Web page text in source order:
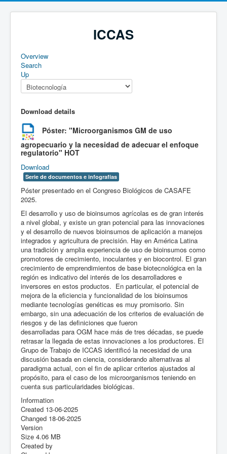
ICCAS
Overview
Search
Up
Download details
Póster: "Microorganismos GM de uso
agropecuario y la necesidad de adecuar el enfoque
regulatorio" HOT
Download
Serie de documentos e infografías
Póster presentado en el Congreso Biológicos de CASAFE
2025.
El desarrollo y uso de bioinsumos agrícolas es de gran interés
a nivel global, y existe un gran potencial para las innovaciones
y el desarrollo de nuevos bioinsumos de aplicación a manejos
integrados y agricultura de precisión. Hay en América Latina
una tradición y amplia experiencia de uso de bioinsumos como
promotores de crecimiento, inoculantes y en biocontrol. El gran
crecimiento de emprendimientos de base biotecnológica en la
región es indicativo del interés de los desarrolladores e
inversores en estos productos. En particular, el potencial de
mejora de la eficiencia y funcionalidad de los bioinsumos
mediante tecnologías genéticas es muy promisorio. Sin
embargo, sin una adecuación de los criterios de evaluación de
riesgos y de las definiciones que fueron
desarrolladas para OGM hace más de tres décadas, se puede
retrasar la llegada de estas innovaciones a los productores. El
Grupo de Trabajo de ICCAS identificó la necesidad de una
discusión basada en ciencia, considerando alternativas al
paradigma actual, con el fin de aplicar criterios ajustados al
propósito, para el caso de los microorganismos teniendo en
cuenta sus particularidades biológicas.
Information
Created 13-06-2025
Changed 18-06-2025
Version
Size 4.06 MB
Created by